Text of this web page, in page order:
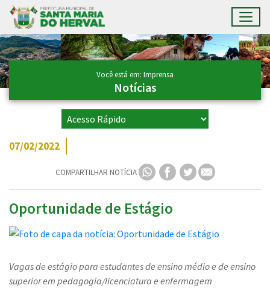
Ir para conteúdo principal
Conteúdo Principal
Você está em: Imprensa
Notícias
07/02/2022
COMPARTILHAR NOTÍCIA
Oportunidade de Estágio
Vagas de estágio para estudantes de ensino médio e de ensino
superior em pedagogia/licenciatura e enfermagem